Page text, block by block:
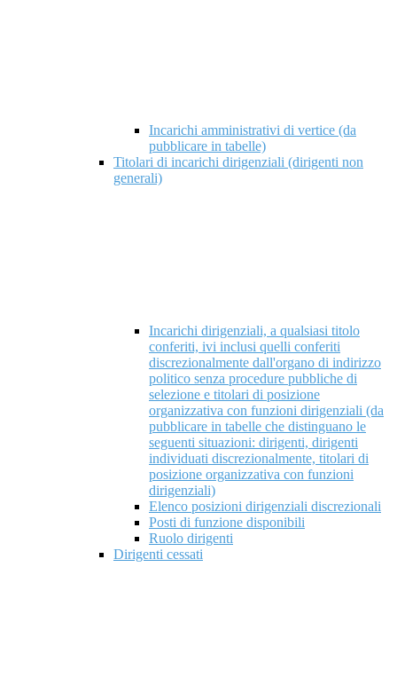
Incarichi amministrativi di vertice (da
pubblicare in tabelle)
Titolari di incarichi dirigenziali (dirigenti non
generali)
Incarichi dirigenziali, a qualsiasi titolo
conferiti, ivi inclusi quelli conferiti
discrezionalmente dall'organo di indirizzo
politico senza procedure pubbliche di
selezione e titolari di posizione
organizzativa con funzioni dirigenziali (da
pubblicare in tabelle che distinguano le
seguenti situazioni: dirigenti, dirigenti
individuati discrezionalmente, titolari di
posizione organizzativa con funzioni
dirigenziali)
Elenco posizioni dirigenziali discrezionali
Posti di funzione disponibili
Ruolo dirigenti
Dirigenti cessati